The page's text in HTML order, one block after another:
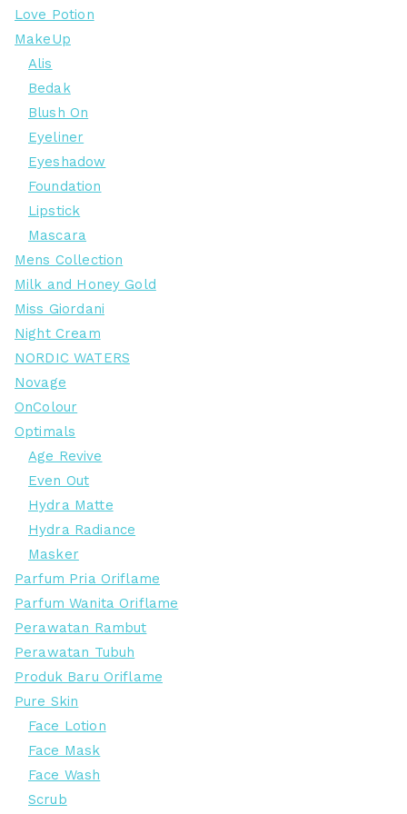
Love Potion
MakeUp
Alis
Bedak
Blush On
Eyeliner
Eyeshadow
Foundation
Lipstick
Mascara
Mens Collection
Milk and Honey Gold
Miss Giordani
Night Cream
NORDIC WATERS
Novage
OnColour
Optimals
Age Revive
Even Out
Hydra Matte
Hydra Radiance
Masker
Parfum Pria Oriflame
Parfum Wanita Oriflame
Perawatan Rambut
Perawatan Tubuh
Produk Baru Oriflame
Pure Skin
Face Lotion
Face Mask
Face Wash
Scrub